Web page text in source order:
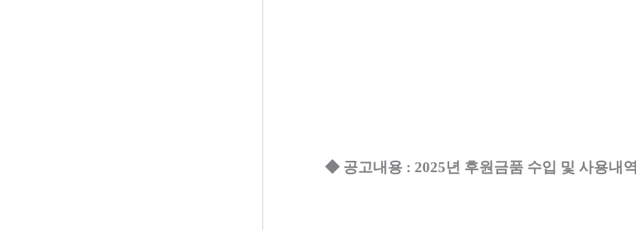
◆ 공고내용 : 2025년 후원금품 수입 및 사용내역